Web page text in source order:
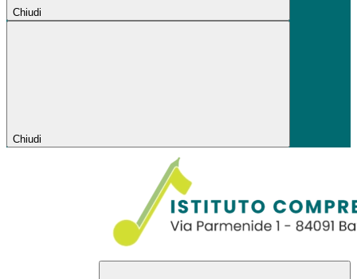
Chiudi
Chiudi